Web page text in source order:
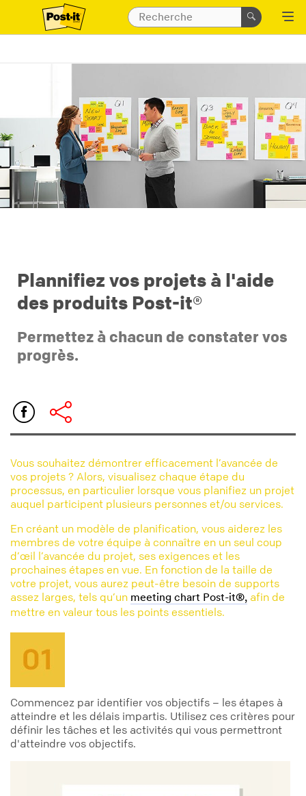
Plannifiez vos projets à l'aide
des produits Post-it®
Permettez à chacun de constater vos
progrès.
Vous souhaitez démontrer efficacement l’avancée de
vos projets ? Alors, visualisez chaque étape du
processus, en particulier lorsque vous planifiez un projet
auquel participent plusieurs personnes et/ou services.
En créant un modèle de planification, vous aiderez les
membres de votre équipe à connaître en un seul coup
d’œil l’avancée du projet, ses exigences et les
prochaines étapes en vue. En fonction de la taille de
votre projet, vous aurez peut-être besoin de supports
assez larges, tels qu’un meeting chart Post-it®, afin de
mettre en valeur tous les points essentiels.
Commencez par identifier vos objectifs – les étapes à
atteindre et les délais impartis. Utilisez ces critères pour
définir les tâches et les activités qui vous permettront
d'atteindre vos objectifs.